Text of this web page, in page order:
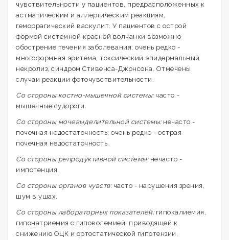
чувствительности у пациентов, предрасположенных к
астматическим и аллергическим реакциям,
геморрагический васкулит. У пациентов с острой
формой системной красной волчанки возможно
обострение течения заболевания; очень редко -
многоформная эритема, токсический эпидермальный
некролиз, синдром Стивенса-Джонсона. Отмечены
случаи реакции фоточувствительности.
Со стороны костно-мышечной системы:часто -
мышечные судороги.
Со стороны мочевыделительной системы:нечасто -
почечная недостаточность; очень редко - острая
почечная недостаточность.
Со стороны репродуктивной системы:нечасто -
импотенция.
Со стороны органов чувств:часто - нарушения зрения,
шум в ушах.
Со стороны лабораторных показателей:гипокалиемия,
гипонатриемия с гиповолемией, приводящей к
снижению ОЦК и ортостатической гипотензии,